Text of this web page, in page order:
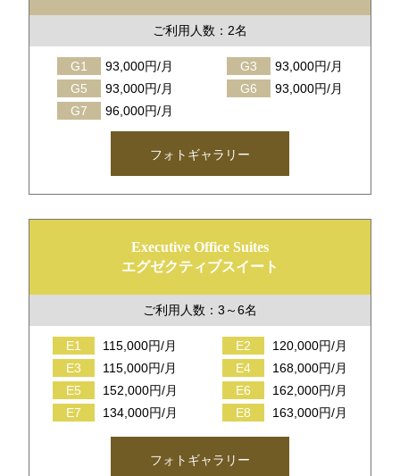
ご利用人数：2名
G1 93,000円/月 G3
93,000円/月
G5
93,000円/月 G6
93,000円/月
G7
96,000円/月
フォトギャラリー
Executive Office Suites
エグゼクティブスイート
ご利用人数：3～6名
E1 115,000円/月 E2
120,000円/月
E3
115,000円/月 E4
168,000円/月
E5
152,000円/月 E6
162,000円/月
E7
134,000円/月 E8 163,000円/月
フォトギャラリー